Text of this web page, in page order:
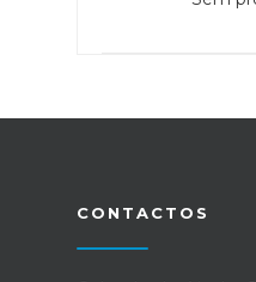
CONTACTOS